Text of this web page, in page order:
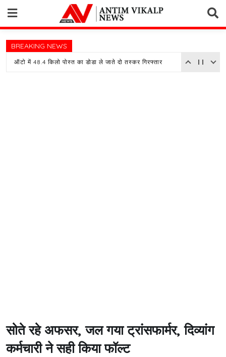
content
BREAKING NEWS
ऑटो में 48.4 किलो पोस्त का डोडा ले जाते दो तस्कर गिरफ्तार
सोते रहे अफसर, जल गया ट्रांसफार्मर, दिव्यांग
कर्मचारी ने सही किया फॉल्ट